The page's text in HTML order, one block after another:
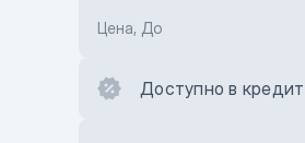
Цена, До
Доступно в кредит